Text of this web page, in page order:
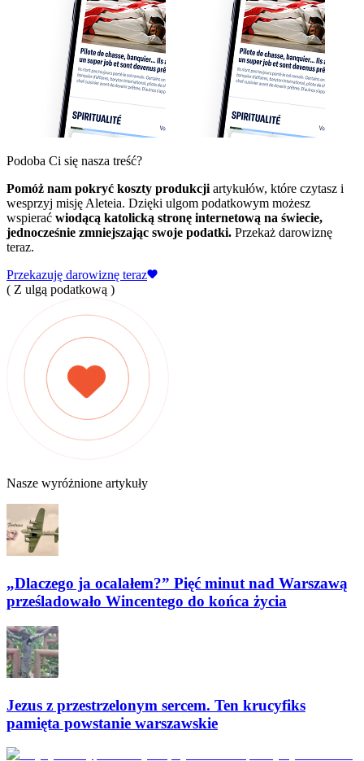
Podoba Ci się nasza treść?
Pomóż nam pokryć koszty produkcjiartykułów, które czytasz i
wesprzyj misję Aleteia. Dzięki ulgom podatkowym możesz
wspierać wiodącą katolicką stronę internetową na świecie,
jednocześnie zmniejszając swoje podatki. Przekaż darowiznę
teraz.
Przekazuję darowiznę teraz
( Z ulgą podatkową )
Nasze wyróżnione artykuły
„Dlaczego ja ocalałem?” Pięć minut nad Warszawą
prześladowało Wincentego do końca życia
Jezus z przestrzelonym sercem. Ten krucyfiks
pamięta powstanie warszawskie